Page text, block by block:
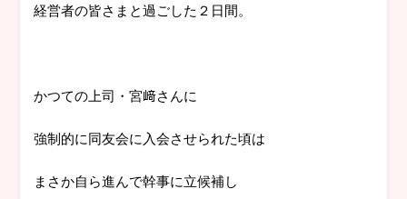
経営者の皆さまと過ごした２日間。
かつての上司・宮﨑さんに
強制的に同友会に入会させられた頃は
まさか自ら進んで幹事に立候補し